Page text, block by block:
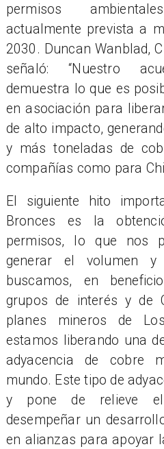
permisos
actualmente prevista a
2030. Duncan Wanblad,
señaló: “Nuestro
demuestra lo que es
en asociación para
de alto impacto,
y más toneladas de
compañías como para
El siguiente hito
Bronces es la
permisos, lo que nos
generar el volumen y
buscamos, en
grupos de interés y de
planes mineros de
estamos liberando una
adyacencia de cobre
mundo. Este tipo de
y pone de relieve
desempeñar un
en alianzas para apoyar